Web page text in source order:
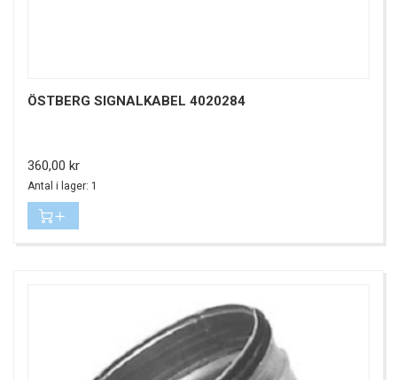
ÖSTBERG SIGNALKABEL 4020284
Pris
360,00 kr
Antal i lager: 1